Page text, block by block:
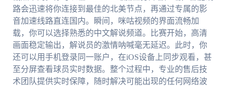
路会迅速将你连接到最佳的北美节点，再通过专属的影
音加速线路直连国内。瞬间，咪咕视频的界面流畅加
载，你可以选择熟悉的中文解说频道。比赛开始，高清
画面稳定输出，解说员的激情呐喊毫无延迟。此时，你
还可以用手机登录同一账户，在iOS设备上同步观看，甚
至分屏查看球员实时数据。整个过程中，专业的售后技
术团队提供实时保障，随时解决可能出现的任何网络波